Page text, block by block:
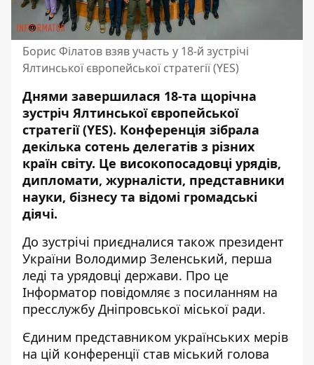
Борис Філатов взяв участь у 18-й зустрічі
Ялтинської європейської стратегії (YES)
Днями завершилася 18-та щорічна
зустріч Ялтинської європейської
стратегії (YES). Конференція зібрала
декілька сотень делегатів з різних
країн світу. Це високопосадовці урядів,
дипломати, журналісти, представники
науки, бізнесу та відомі громадські
діячі.
До зустрічі приєдналися також президент
України Володимир Зеленський, перша
леді та урядовці держави. Про це
Інформатор повідомляє з посиланням на
пресслужбу Дніпровської міської ради.
Єдиним представником українських мерів
на цій конференції став міський голова